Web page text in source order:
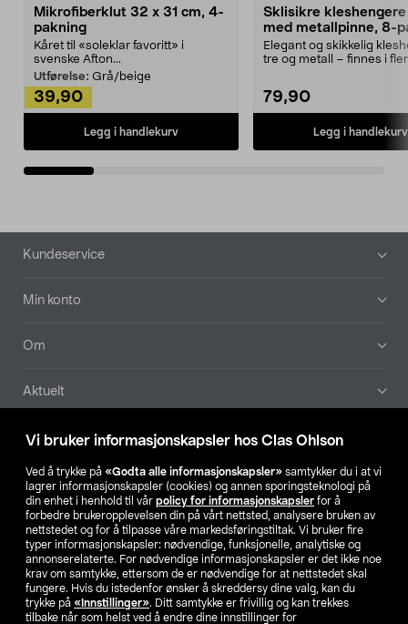
Vi bruker informasjonskapsler hos Clas Ohlson
Ved å trykke på «Godta alle informasjonskapsler» samtykker du i at vi
lagrer informasjonskapsler (cookies) og annen sporingsteknologi på
din enhet i henhold til vår policy for informasjonskapsler for å
forbedre brukeropplevelsen din på vårt nettsted, analysere bruken av
nettstedet og for å tilpasse våre markedsføringstiltak. Vi bruker fire
typer informasjonskapsler: nødvendige, funksjonelle, analytiske og
annonserelaterte. For nødvendige informasjonskapsler er det ikke noe
krav om samtykke, ettersom de er nødvendige for at nettstedet skal
fungere. Hvis du istedenfor ønsker å skreddersy dine valg, kan du
trykke på «Innstillinger». Ditt samtykke er frivillig og kan trekkes
tilbake når som helst ved å endre dine innstillinger for
Mikrofiberklut 32 x 31 cm, 4-
pakning
Kåret til «soleklar favoritt» i
svenske Afton...
Utførelse: Grå/beige
39,90
Legg i handlekurv
Sklisikre
med metallpinne, 8-
Elegant og skikkelig
tre og metall – finnes i
79,90
Legg i handlekurv
Bunntekst
Kundeservice
Min konto
Om
Aktuelt
Våre selskaper
Finn din butikk
SE NO FI